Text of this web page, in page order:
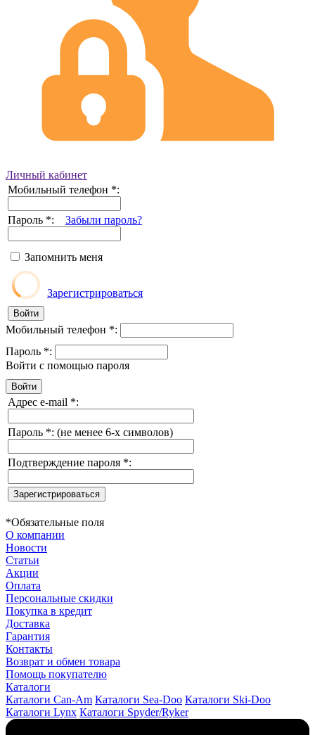
Личный кабинет
Мобильный телефон *:
Пароль *: Забыли пароль?
Запомнить меня
Зарегистрироваться
Мобильный телефон *:
Пароль *:
Войти с помощью пароля
Адрес e-mail *:
Пароль *: (не менее 6-х символов)
Подтверждение пароля *:
*Обязательные поля
О компании
Новости
Статьи
Акции
Оплата
Персональные скидки
Покупка в кредит
Доставка
Гарантия
Контакты
Возврат и обмен товара
Помощь покупателю
Каталоги
Каталоги Can-Am Каталоги Sea-Doo Каталоги Ski-Doo
Каталоги Lynx Каталоги Spyder/Ryker